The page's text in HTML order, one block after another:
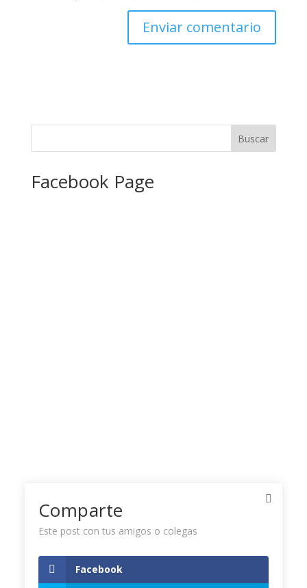
Facebook Page
Comparte
Este post con tus amigos o colegas
Facebook